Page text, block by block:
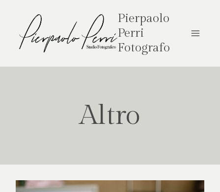
contenuto
Pierpaolo
Perri
Fotografo
Altro